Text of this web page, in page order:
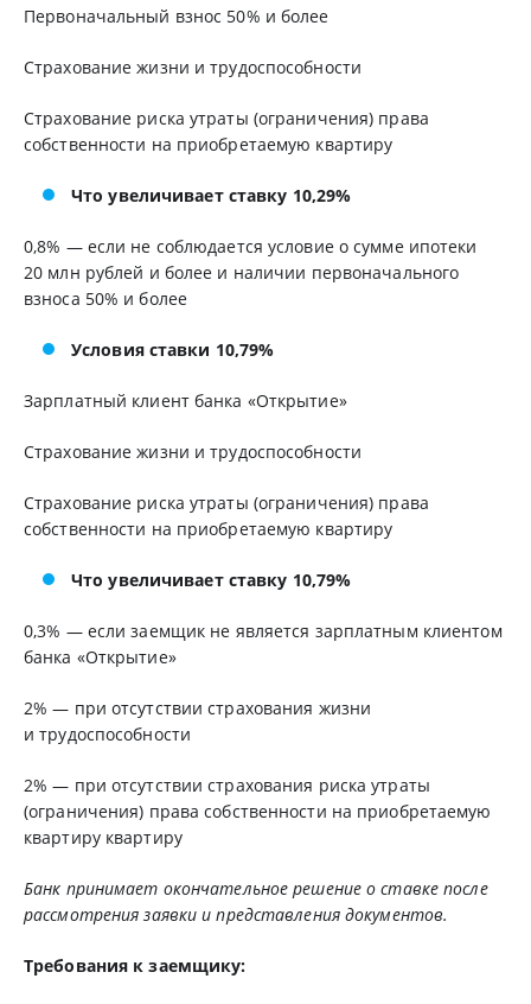
Первоначальный взнос 50% и более
Страхование жизни и трудоспособности
Страхование риска утраты (ограничения) права
собственности на приобретаемую квартиру
Что увеличивает ставку 10,29%
0,8% — если не соблюдается условие о сумме ипотеки
20 млн рублей и более и наличии первоначального
взноса 50% и более
Условия ставки 10,79%
Зарплатный клиент банка «Открытие»
Страхование жизни и трудоспособности
Страхование риска утраты (ограничения) права
собственности на приобретаемую квартиру
Что увеличивает ставку 10,79%
0,3% — если заемщик не является зарплатным клиентом
банка «Открытие»
2% — при отсутствии страхования жизни
и трудоспособности
2% — при отсутствии страхования риска утраты
(ограничения) права собственности на приобретаемую
квартиру квартиру
Банк принимает окончательное решение о ставке после
рассмотрения заявки и представления документов.
Требования к заемщику: